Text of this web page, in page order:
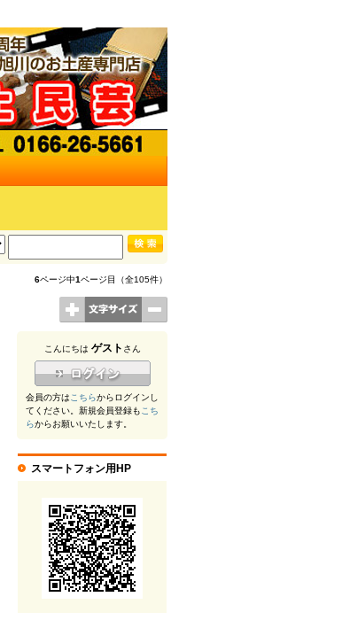
6ページ中1ページ目（全105件）
こんにちは ゲスト さん
会員の方はこちらからログインし
てください。新規会員登録もこち
らからお願いいたします。
スマートフォン用HP